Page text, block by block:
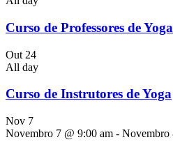
Curso de Professores de Yoga
Out 24
All day
Curso de Instrutores de Yoga
Nov 7
Novembro 7 @ 9:00 am - Novembro